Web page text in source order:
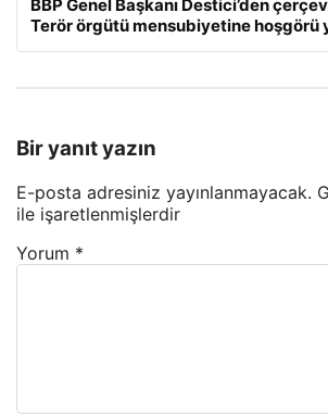
BBP Genel Başkanı Destici’den
Terör örgütü mensubiyetine hoşgörü
Bir yanıt yazın
E-posta adresiniz yayınlanmayacak.
ile işaretlenmişlerdir
Yorum *